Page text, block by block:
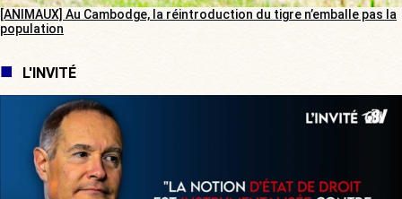
[ANIMAUX] Au Cambodge, la réintroduction du tigre n’emballe pas la
population
L'INVITÉ